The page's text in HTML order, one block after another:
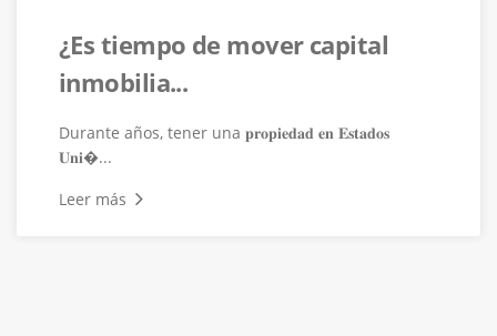
¿Es tiempo de mover capital
inmobilia...
Durante años, tener una 𝐩𝐫𝐨𝐩𝐢𝐞𝐝𝐚𝐝 𝐞𝐧 𝐄𝐬𝐭𝐚𝐝𝐨𝐬
𝐔𝐧𝐢�...
Leer más